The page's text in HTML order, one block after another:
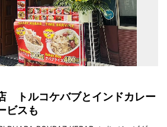
トルコケバブとインドカレー
ビスも